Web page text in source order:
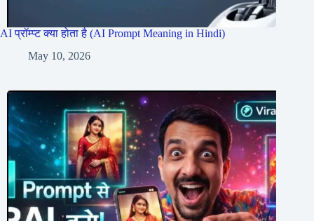
AI प्रॉम्प्ट क्या होता है (AI Prompt Meaning in Hindi)
May 10, 2026